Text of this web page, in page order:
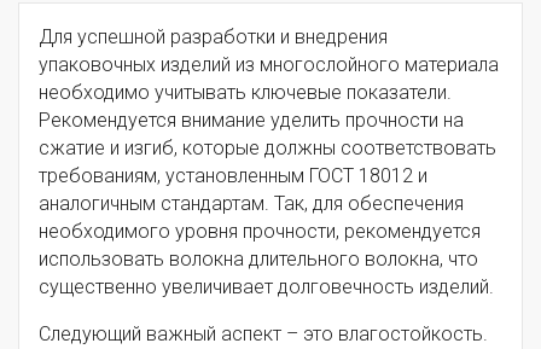
Для успешной разработки и внедрения
упаковочных изделий из многослойного материала
необходимо учитывать ключевые показатели.
Рекомендуется внимание уделить прочности на
сжатие и изгиб, которые должны соответствовать
требованиям, установленным ГОСТ 18012 и
аналогичным стандартам. Так, для обеспечения
необходимого уровня прочности, рекомендуется
использовать волокна длительного волокна, что
существенно увеличивает долговечность изделий.
Следующий важный аспект – это влагостойкость.